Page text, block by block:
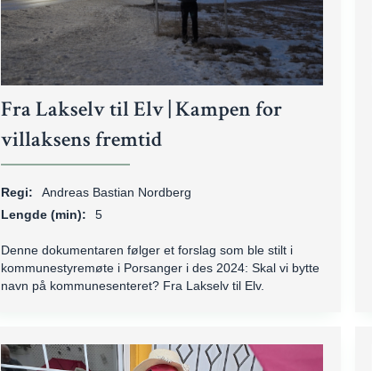
Fra Lakselv til Elv | Kampen for
villaksens fremtid
Regi:
Andreas Bastian Nordberg
Lengde (min):
5
Denne dokumentaren følger et forslag som ble stilt i
kommunestyremøte i Porsanger i des 2024: Skal vi bytte
navn på kommunesenteret? Fra Lakselv til Elv.